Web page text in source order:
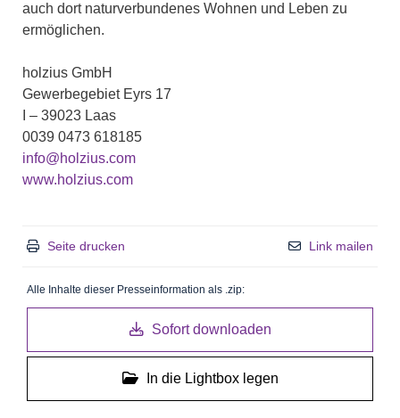
auch dort naturverbundenes Wohnen und Leben zu
ermöglichen.
holzius GmbH
Gewerbegebiet Eyrs 17
I – 39023 Laas
0039 0473 618185
info@holzius.com
www.holzius.com
Seite drucken Link mailen
Alle Inhalte dieser Presseinformation als .zip:
Sofort downloaden
In die Lightbox legen